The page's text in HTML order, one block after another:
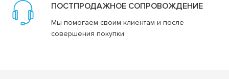
ПОСТПРОДАЖНОЕ СОПРОВОЖДЕНИЕ
Мы помогаем своим клиентам и после
совершения покупки